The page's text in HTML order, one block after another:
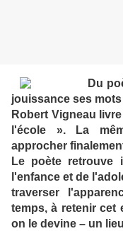
Du
jouissance ses
Robert Vigneau
l'école ». La
approcher
Le poète retrouve
l'enfance et de
traverser
temps, à retenir cet
on le devine – un